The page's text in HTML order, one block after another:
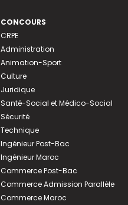
CONCOURS
CRPE
Administration
Animation-Sport
Culture
Juridique
Santé-Social et Médico-Social
Sécurité
Technique
Ingénieur Post-Bac
Ingénieur Maroc
Commerce Post-Bac
Commerce Admission Parallèle
Commerce Maroc